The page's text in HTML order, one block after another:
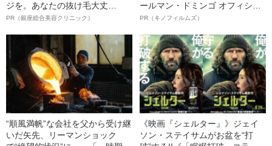
ジを。あなたの抜け毛大丈
夫！？
PR（銀座総合美容クリニック）
ールマン・ドミンゴ オフィシャ
ルインタビュー“観客を魅了した
語る”《日本興収70億円突破》
PR（キノフィルムズ）
“順風満帆”な会社を父から受け継
いだ矢先、リーマンショック
《映画『シェルター』》ジェイ
ソン・ステイサムがお盆を“打